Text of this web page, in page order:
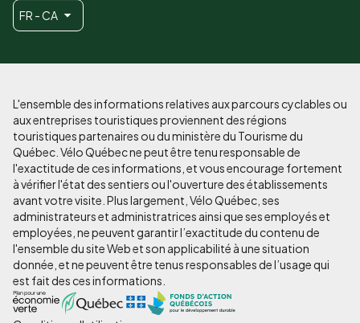
FR - CA
L'ensemble des informations relatives aux parcours cyclables ou
aux entreprises touristiques proviennent des régions
touristiques partenaires ou du ministère du Tourisme du
Québec. Vélo Québec ne peut être tenu responsable de
l'exactitude de ces informations, et vous encourage fortement
à vérifier l'état des sentiers ou l'ouverture des établissements
avant votre visite. Plus largement, Vélo Québec, ses
administrateurs et administratrices ainsi que ses employés et
employées, ne peuvent garantir l’exactitude du contenu de
l'ensemble du site Web et son applicabilité à une situation
donnée, et ne peuvent être tenus responsables de l’usage qui
est fait des ces informations.